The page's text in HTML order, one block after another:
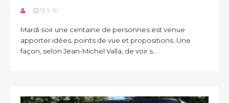
13.9.19
Mardi soir une centaine de personnes est venue
apporter idées, points de vue et propositions. Une
façon, selon Jean-Michel Valla, de voir s...